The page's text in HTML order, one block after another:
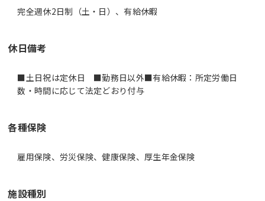
完全週休2日制（土・日）、有給休暇
休日備考
■土日祝は定休日 ■勤務日以外■有給休暇：所定労働日
数・時間に応じて法定どおり付与
各種保険
雇用保険、労災保険、健康保険、厚生年金保険
施設種別